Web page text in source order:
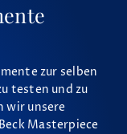
zur selben
testen und zu
wir unsere
Masterpiece